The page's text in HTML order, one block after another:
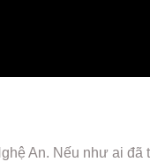
An. Nếu như ai